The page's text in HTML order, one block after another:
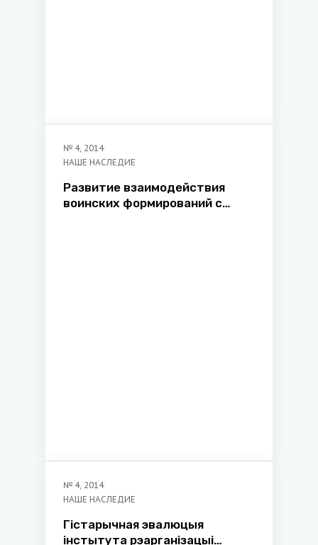
№ 4, 2014
НАШЕ НАСЛЕДИЕ
Развитие взаимодействия
воинских формирований с
№ 4, 2014
НАШЕ НАСЛЕДИЕ
Гiстарычная эвалюцыя
iнстытута рэарганiзацыi